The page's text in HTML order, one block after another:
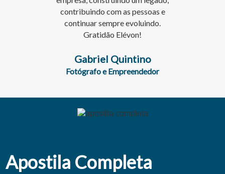
contribuindo com as pessoas e
continuar sempre evoluindo.
Gratidão Elévon!
Gabriel Quintino
Fotógrafo e Empreendedor
Apostila Completa